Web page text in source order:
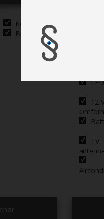
Køleskab
Brusebund
12
TV-
antenne